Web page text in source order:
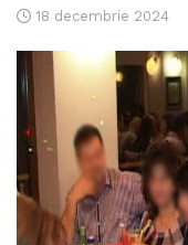
18 decembrie 2024